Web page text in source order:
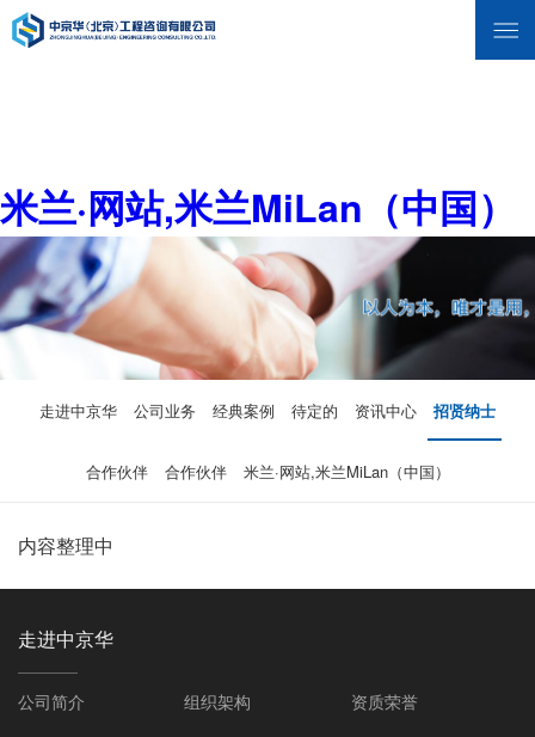
米兰·网站,米兰MiLan（中国）
走进中京华 公司业务 经典案例 待定的 资讯中心 招贤纳士
合作伙伴 合作伙伴 米兰·网站,米兰MiLan（中国）
内容整理中
走进中京华
公司简介 组织架构 资质荣誉